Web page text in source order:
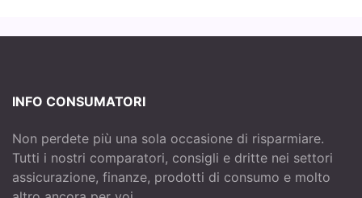
INFO CONSUMATORI
Non perdete più una sola occasione di risparmiare.
Tutti i nostri comparatori, consigli e dritte nei settori
assicurazione, finanze, prodotti di consumo e molto